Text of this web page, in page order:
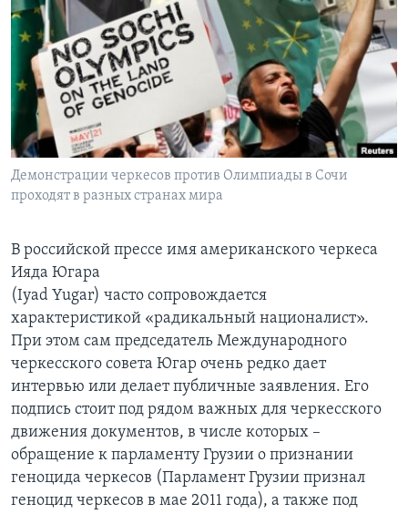
Learning English
СОЦИАЛЬНЫЕ СЕТИ
Демонстрации черкесов против Олимпиады в Сочи
проходят в разных странах мира
В российской прессе имя американского черкеса
Ияда Югара
(Iyad Yugar) часто сопровождается
характеристикой «радикальный националист».
При этом сам председатель Международного
черкесского совета Югар очень редко дает
интервью или делает публичные заявления. Его
подпись стоит под рядом важных для черкесского
движения документов, в числе которых –
обращение к парламенту Грузии о признании
геноцида черкесов (Парламент Грузии признал
геноцид черкесов в мае 2011 года), а также под